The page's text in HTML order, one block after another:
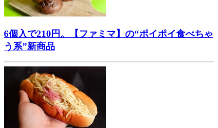
6個入で210円。【ファミマ】の“ポイポイ食べちゃ
う系”新商品